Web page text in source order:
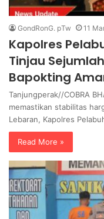
GondRonG. pTw 11
Kapolres
Tinjau
Bapokting
Tanjungperak//COBRA
memastikan stabilitas
Lebaran, Kapolres
Read More »